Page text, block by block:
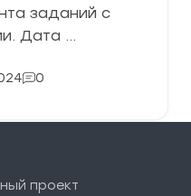
заданий с
Дата …
0
проект